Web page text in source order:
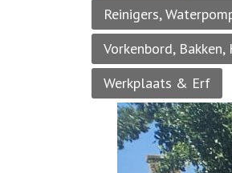
Reinigers,
Vorkenbord,
Werkplaats & Erf